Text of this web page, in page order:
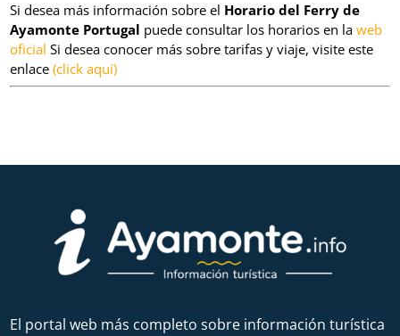
Si desea más información sobre el Horario del Ferry de
Ayamonte Portugal puede consultar los horarios en laweb
oficial Si desea conocer más sobre tarifas y viaje, visite este
enlace(click aquí)
El portal web más completo sobre información turística